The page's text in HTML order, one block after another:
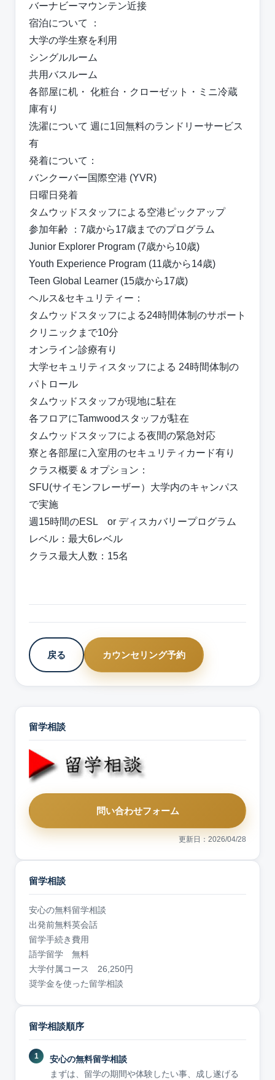
バーナビーマウンテン近接
宿泊について ：
⼤学の学⽣寮を利⽤
シングルルーム
共⽤バスルーム
各部屋に机・ 化粧台・クローゼット・ミニ冷蔵
庫有り
洗濯について 週に1回無料のランドリーサービス
有
発着について：
バンクーバー国際空港 (YVR)
⽇曜⽇発着
タムウッドスタッフによる空港ピックアップ
参加年齢 ：7歳から17歳までのプログラム
Junior Explorer Program (7歳から10歳)
Youth Experience Program (11歳から14歳)
Teen Global Learner (15歳から17歳)
ヘルス&セキュリティー：
タムウッドスタッフによる24時間体制のサポート
クリニックまで10分
オンライン診療有り
⼤学セキュリティスタッフによる 24時間体制の
パトロール
タムウッドスタッフが現地に駐在
各フロアにTamwoodスタッフが駐在
タムウッドスタッフによる夜間の緊急対応
寮と各部屋に⼊室⽤のセキュリティカード有り
クラス概要 & オプション：
SFU(サイモンフレーザー）大学内のキャンパス
で実施
週15時間のESL or ディスカバリープログラム
レベル：最大6レベル
クラス最大人数：15名
戻る カウンセリング予約
留学相談
問い合わせフォーム
更新日：2026/04/28
留学相談
安心の無料留学相談
出発前無料英会話
留学手続き費用
語学留学 無料
大学付属コース 26,250円
奨学金を使った留学相談
留学相談順序
安心の無料留学相談
まずは、留学の期間や体験したい事、成し遂げる